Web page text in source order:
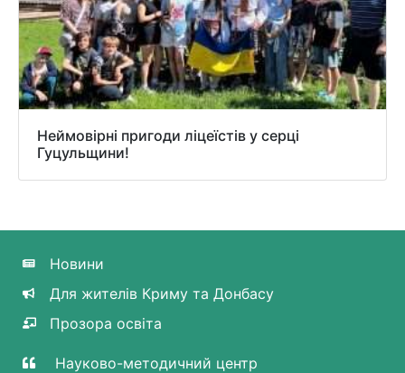
Неймовірні пригоди ліцеїстів у серці
Гуцульщини!
Новини
Для жителів Криму та Донбасу
Прозора освіта
Науково-методичний центр